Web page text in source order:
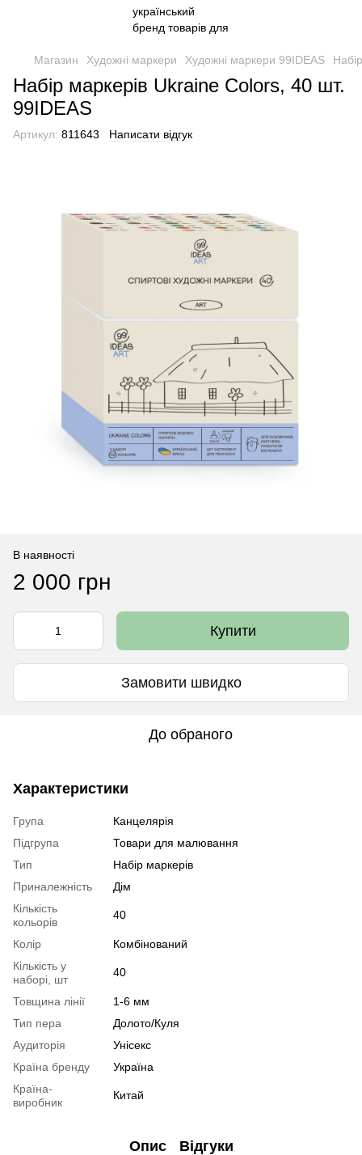
Магазин Художні маркери Художні маркери 99IDEAS
Набір маркерів Ukraine Colors, 40 шт.
99IDEAS
Артикул: 811643 Написати відгук
В наявності
2 000 грн
Купити
Замовити швидко
До обраного
Характеристики
Група
Канцелярія
Підгрупа
Товари для малювання
Тип
Набір маркерів
Приналежність
Дім
Кількість
кольорів
40
Колір
Комбінований
Кількість у
наборі, шт
40
Товщина лінії
1-6 мм
Тип пера
Долото/Куля
Аудиторія
Унісекс
Країна бренду
Україна
Країна-
виробник
Китай
Опис Відгуки